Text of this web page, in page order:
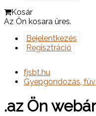
Kosár
Az Ön kosara üres.
Bejelentkezés
Regisztráció
fjsbt.hu
Gyepgondozás,
.az Ön